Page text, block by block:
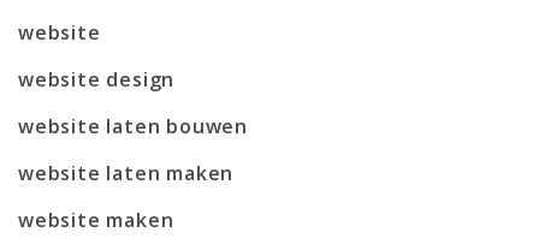
website
website design
website laten bouwen
website laten maken
website maken